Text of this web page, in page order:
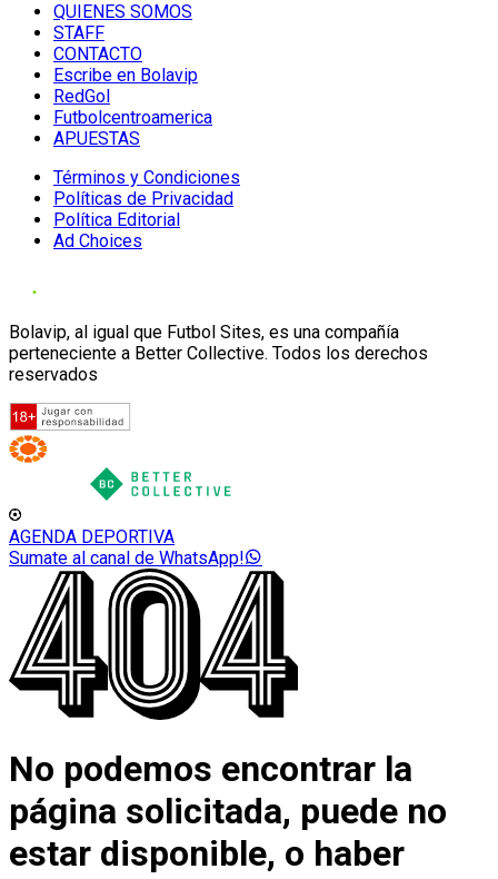
QUIENES SOMOS
STAFF
CONTACTO
Escribe en Bolavip
RedGol
Futbolcentroamerica
APUESTAS
Términos y Condiciones
Políticas de Privacidad
Política Editorial
Ad Choices
Bolavip, al igual que Futbol Sites, es una compañía
perteneciente a Better Collective. Todos los derechos
reservados
AGENDA DEPORTIVA
Sumate al canal de WhatsApp!
No podemos encontrar la
página solicitada, puede no
estar disponible, o haber